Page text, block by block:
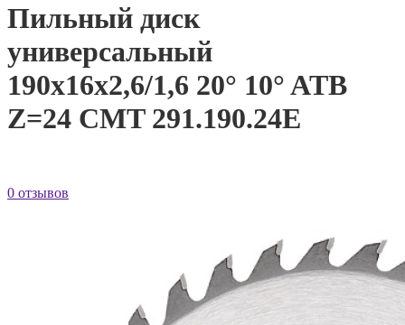
Пильный диск
универсальный
190x16x2,6/1,6 20° 10° ATB
Z=24 CMT 291.190.24E
0 отзывов